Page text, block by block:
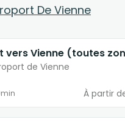
De Vienne
vers Vienne (toutes
de Vienne
À partir